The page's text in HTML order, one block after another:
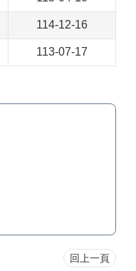
114-12-16
113-07-17
回上一頁